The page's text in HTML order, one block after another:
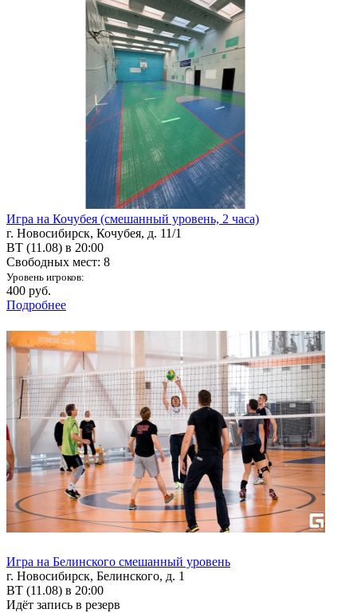
Игра на Кочубея (смешанный уровень, 2 часа)
г. Новосибирск, Кочубея, д. 11/1
ВТ (11.08) в 20:00
Свободных мест: 8
Уровень игроков:
400 руб.
Подробнее
Игра на Белинского смешанный уровень
г. Новосибирск, Белинского, д. 1
ВТ (11.08) в 20:00
Идёт запись в резерв